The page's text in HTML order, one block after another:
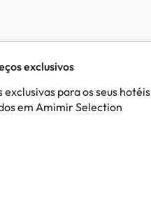
exclusivos
para os seus hotéis
em Amimir Selection